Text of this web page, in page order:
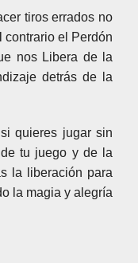
tiros errados no
contrario el Perdón
nos Libera de la
detrás de la
quieres jugar sin
tu juego y de la
la liberación para
la magia y alegría